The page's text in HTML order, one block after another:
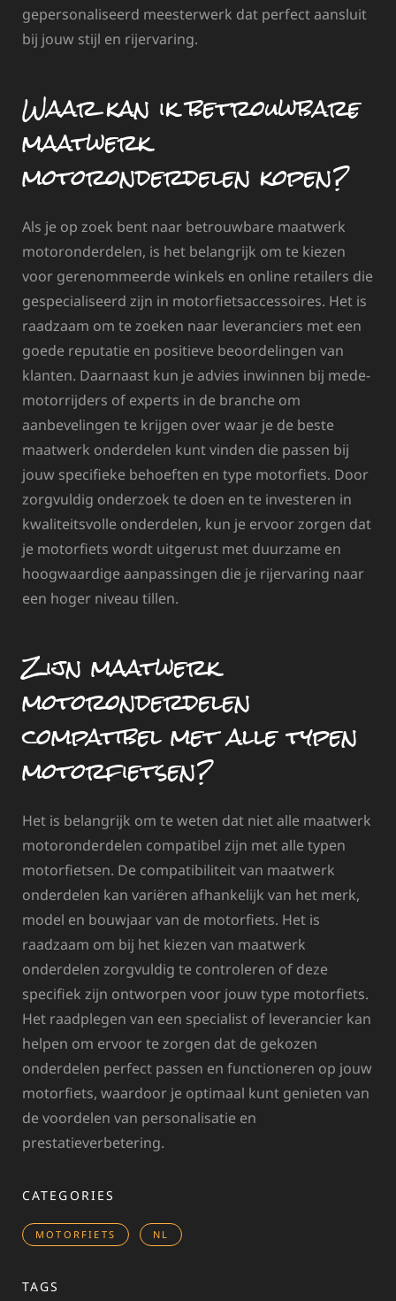
gepersonaliseerd meesterwerk dat perfect aansluit
bij jouw stijl en rijervaring.
Waar kan ik betrouwbare
maatwerk
motoronderdelen kopen?
Als je op zoek bent naar betrouwbare maatwerk
motoronderdelen, is het belangrijk om te kiezen
voor gerenommeerde winkels en online retailers die
gespecialiseerd zijn in motorfietsaccessoires. Het is
raadzaam om te zoeken naar leveranciers met een
goede reputatie en positieve beoordelingen van
klanten. Daarnaast kun je advies inwinnen bij mede-
motorrijders of experts in de branche om
aanbevelingen te krijgen over waar je de beste
maatwerk onderdelen kunt vinden die passen bij
jouw specifieke behoeften en type motorfiets. Door
zorgvuldig onderzoek te doen en te investeren in
kwaliteitsvolle onderdelen, kun je ervoor zorgen dat
je motorfiets wordt uitgerust met duurzame en
hoogwaardige aanpassingen die je rijervaring naar
een hoger niveau tillen.
Zijn maatwerk
motoronderdelen
compatibel met alle typen
motorfietsen?
Het is belangrijk om te weten dat niet alle maatwerk
motoronderdelen compatibel zijn met alle typen
motorfietsen. De compatibiliteit van maatwerk
onderdelen kan variëren afhankelijk van het merk,
model en bouwjaar van de motorfiets. Het is
raadzaam om bij het kiezen van maatwerk
onderdelen zorgvuldig te controleren of deze
specifiek zijn ontworpen voor jouw type motorfiets.
Het raadplegen van een specialist of leverancier kan
helpen om ervoor te zorgen dat de gekozen
onderdelen perfect passen en functioneren op jouw
motorfiets, waardoor je optimaal kunt genieten van
de voordelen van personalisatie en
prestatieverbetering.
CATEGORIES
MOTORFIETS NL
TAGS